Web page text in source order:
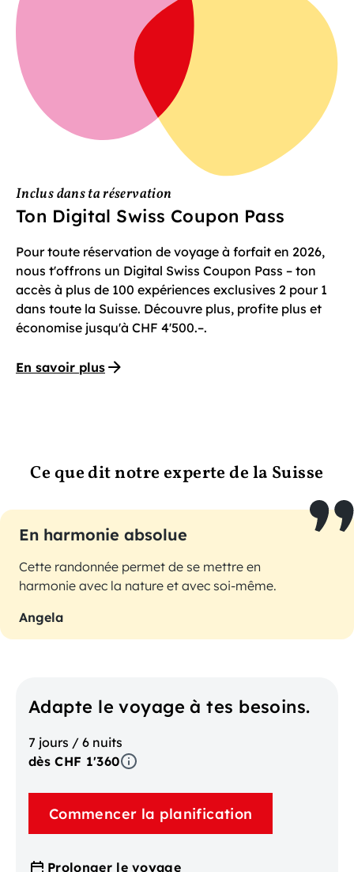
Inclus dans ta réservation
Ton Digital Swiss Coupon Pass
Pour toute réservation de voyage à forfait en 2026,
nous t'offrons un Digital Swiss Coupon Pass – ton
accès à plus de 100 expériences exclusives 2 pour 1
dans toute la Suisse. Découvre plus, profite plus et
économise jusqu'à CHF 4'500.–.
En savoir plus
Ce que dit notre experte de la Suisse
En harmonie absolue
Cette randonnée permet de se mettre en
harmonie avec la nature et avec soi-même.
Angela
Adapte le voyage à tes besoins.
7 jours / 6 nuits
dès CHF 1'360
Commencer la planification
Prolonger le voyage